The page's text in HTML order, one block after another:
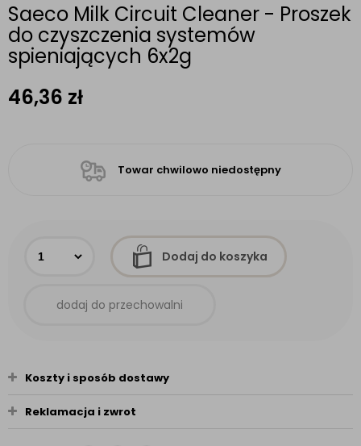
Saeco Milk Circuit Cleaner - Proszek
do czyszczenia systemów
spieniających 6x2g
46,36 zł
Towar chwilowo niedostępny
Dodaj do koszyka
dodaj do przechowalni
Koszty i sposób dostawy
Reklamacja i zwrot